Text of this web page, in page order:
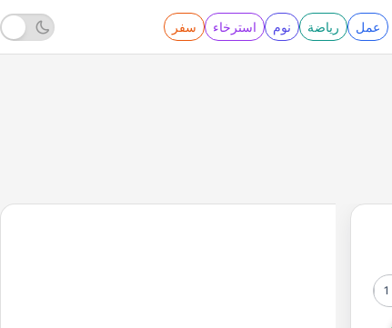
عمل رياضة نوم استرخاء سفر
1